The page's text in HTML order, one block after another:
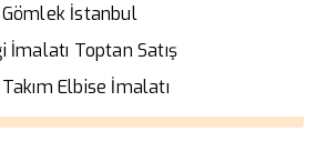
İstanbul
İmalatı Toptan Satış
Elbise İmalatı